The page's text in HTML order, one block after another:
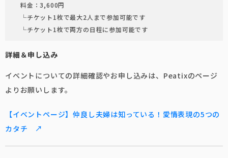
料金：3,600円
└チケット1枚で最大2人まで参加可能です
└チケット1枚で両方の日程に参加可能です
詳細＆申し込み
イベントについての詳細確認やお申し込みは、Peatixのページ
よりお願いします。
【イベントページ】仲良し夫婦は知っている！愛情表現の5つの
カタチ ↗